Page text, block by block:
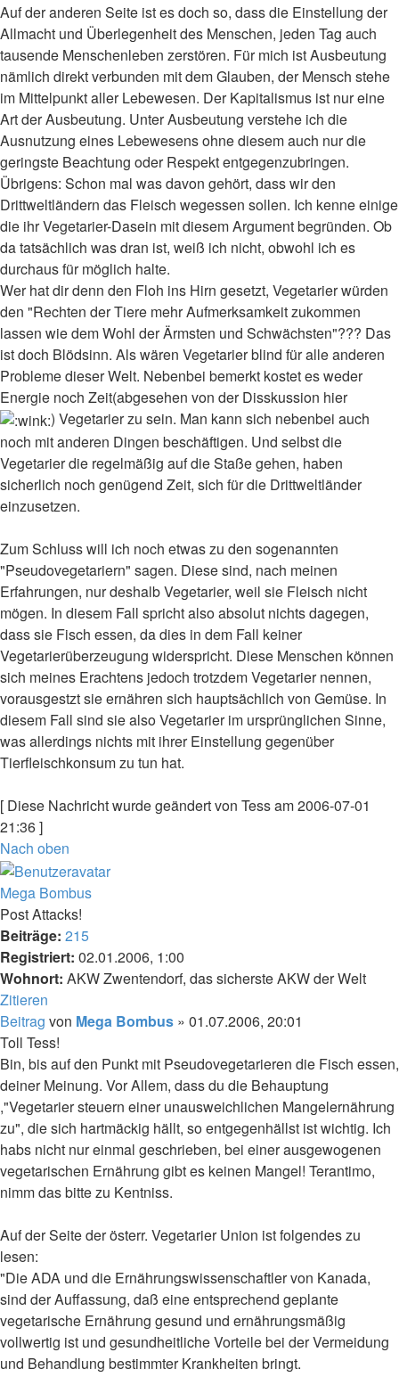
Auf der anderen Seite ist es doch so, dass die Einstellung der
Allmacht und Überlegenheit des Menschen, jeden Tag auch
tausende Menschenleben zerstören. Für mich ist Ausbeutung
nämlich direkt verbunden mit dem Glauben, der Mensch stehe
im Mittelpunkt aller Lebewesen. Der Kapitalismus ist nur eine
Art der Ausbeutung. Unter Ausbeutung verstehe ich die
Ausnutzung eines Lebewesens ohne diesem auch nur die
geringste Beachtung oder Respekt entgegenzubringen.
Übrigens: Schon mal was davon gehört, dass wir den
Drittweltländern das Fleisch wegessen sollen. Ich kenne einige
die ihr Vegetarier-Dasein mit diesem Argument begründen. Ob
da tatsächlich was dran ist, weiß ich nicht, obwohl ich es
durchaus für möglich halte.
Wer hat dir denn den Floh ins Hirn gesetzt, Vegetarier würden
den "Rechten der Tiere mehr Aufmerksamkeit zukommen
lassen wie dem Wohl der Ärmsten und Schwächsten"??? Das
ist doch Blödsinn. Als wären Vegetarier blind für alle anderen
Probleme dieser Welt. Nebenbei bemerkt kostet es weder
Energie noch Zeit(abgesehen von der Disskussion hier
) Vegetarier zu sein. Man kann sich nebenbei auch
noch mit anderen Dingen beschäftigen. Und selbst die
Vegetarier die regelmäßig auf die Staße gehen, haben
sicherlich noch genügend Zeit, sich für die Drittweltländer
einzusetzen.
Zum Schluss will ich noch etwas zu den sogenannten
"Pseudovegetariern" sagen. Diese sind, nach meinen
Erfahrungen, nur deshalb Vegetarier, weil sie Fleisch nicht
mögen. In diesem Fall spricht also absolut nichts dagegen,
dass sie Fisch essen, da dies in dem Fall keiner
Vegetarierüberzeugung widerspricht. Diese Menschen können
sich meines Erachtens jedoch trotzdem Vegetarier nennen,
vorausgestzt sie ernähren sich hauptsächlich von Gemüse. In
diesem Fall sind sie also Vegetarier im ursprünglichen Sinne,
was allerdings nichts mit ihrer Einstellung gegenüber
Tierfleischkonsum zu tun hat.
[ Diese Nachricht wurde geändert von Tess am 2006-07-01
21:36 ]
Nach oben
Mega Bombus
Post Attacks!
Beiträge: 215
Registriert: 02.01.2006, 1:00
Wohnort: AKW Zwentendorf, das sicherste AKW der Welt
Zitieren
Beitrag von Mega Bombus » 01.07.2006, 20:01
Toll Tess!
Bin, bis auf den Punkt mit Pseudovegetarieren die Fisch essen,
deiner Meinung. Vor Allem, dass du die Behauptung
,"Vegetarier steuern einer unausweichlichen Mangelernährung
zu", die sich hartmäckig hällt, so entgegenhällst ist wichtig. Ich
habs nicht nur einmal geschrieben, bei einer ausgewogenen
vegetarischen Ernährung gibt es keinen Mangel! Terantimo,
nimm das bitte zu Kentniss.
Auf der Seite der österr. Vegetarier Union ist folgendes zu
lesen:
"Die ADA und die Ernährungswissenschaftler von Kanada,
sind der Auffassung, daß eine entsprechend geplante
vegetarische Ernährung gesund und ernährungsmäßig
vollwertig ist und gesundheitliche Vorteile bei der Vermeidung
und Behandlung bestimmter Krankheiten bringt.